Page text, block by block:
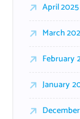
April 2025
March
February
January